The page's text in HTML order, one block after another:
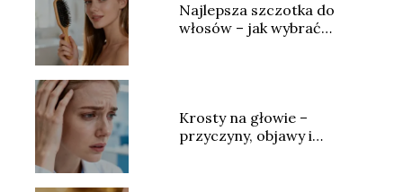
Najlepsza szczotka do
włosów – jak wybrać
Krosty na głowie –
przyczyny, objawy i